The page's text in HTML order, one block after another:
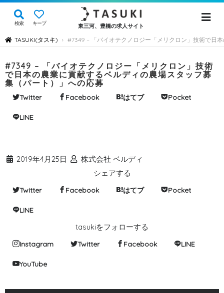
検索 キープ 東三河、豊橋の求人サイト
TASUKI(タスキ) › #7349 – 「バイオテクノロジー「メリクロン」技術で日
#7349 – 「バイオテクノロジー「メリクロン」技術
で日本の農業に貢献するベルディの農場スタッフ募
集（パート）」への応募
Twitter Facebook はてブ Pocket
LINE
2019年4月25日
株式会社 ベルディ
シェアする
Twitter Facebook はてブ Pocket
LINE
tasukiをフォローする
Instagram Twitter Facebook LINE
YouTube